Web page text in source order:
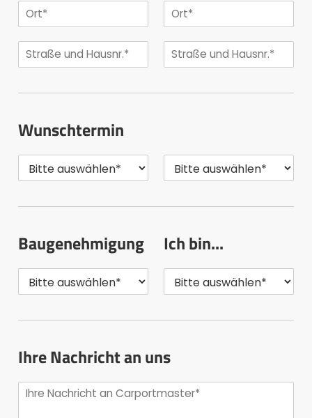
Wunschtermin
Baugenehmigung Ich bin...
Ihre Nachricht an uns